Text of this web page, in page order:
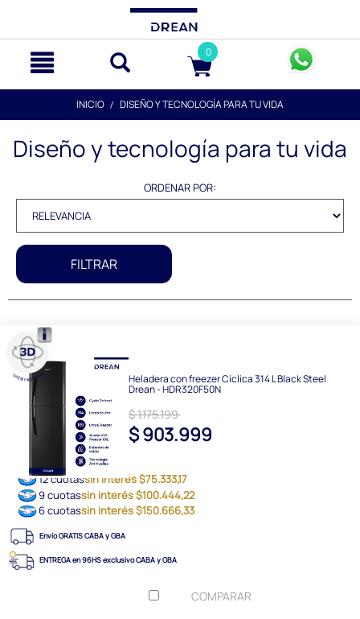
0
INICIO DISEÑO Y TECNOLOGÍA PARA TU VIDA
Diseño y tecnología para tu vida
ORDENAR POR:
FILTRAR
Heladera con freezer Cíclica 314 L Black Steel
Drean - HDR320F50N
$ 1.175.199
$ 903.999
12 cuotassin interés $75.333,17
9 cuotassin interés $100.444,22
6 cuotassin interés $150.666,33
Envío GRATIS CABA y GBA
ENTREGA en 96HS exclusivo CABA y GBA
COMPARAR